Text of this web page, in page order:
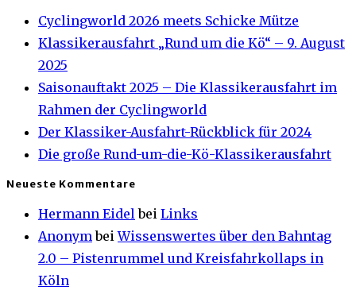
Cyclingworld 2026 meets Schicke Mütze
Klassikerausfahrt „Rund um die Kö“ – 9. August
2025
Saisonauftakt 2025 – Die Klassikerausfahrt im
Rahmen der Cyclingworld
Der Klassiker-Ausfahrt-Rückblick für 2024
Die große Rund-um-die-Kö-Klassikerausfahrt
Neueste Kommentare
Hermann Eidelbei Links
AnonymbeiWissenswertes über den Bahntag
2.0 – Pistenrummel und Kreisfahrkollaps in
Köln